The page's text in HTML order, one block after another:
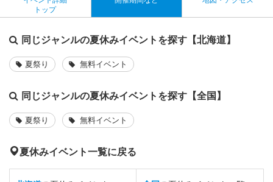
トップ
同じジャンルの夏休みイベントを探す【北海道】
夏祭り 無料イベント
同じジャンルの夏休みイベントを探す【全国】
夏祭り 無料イベント
夏休みイベント一覧に戻る